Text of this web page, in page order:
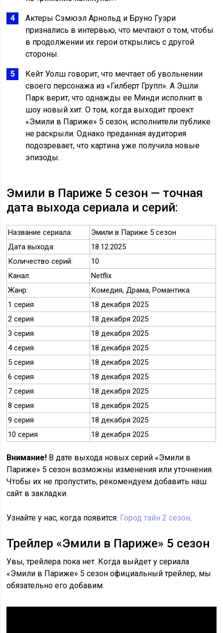
Актеры Сэмюэл Арнольд и Бруно Гуэри
признались в интервью, что мечтают о том, чтобы
в продолжении их герои открылись с другой
стороны.
Кейт Уолш говорит, что мечтает об увольнении
своего персонажа из «Гилберт Групп». А Эшли
Парк верит, что однажды ее Минди исполнит в
шоу новый хит. О том, когда выходит проект
«Эмили в Париже» 5 сезон, исполнители публике
не раскрыли. Однако преданная аудитория
подозревает, что картина уже получила новые
эпизоды.
Эмили в Париже 5 сезон — точная
дата выхода сериала и серий:
Название сериала:
Эмили в Париже 5 сезон
Дата выхода:
18.12.2025
Количество серий:
10
Канал:
Netflix
Жанр:
Комедия, Драма, Романтика
1 серия
18 декабря 2025
2 серия
18 декабря 2025
3 серия
18 декабря 2025
4 серия
18 декабря 2025
5 серия
18 декабря 2025
6 серия
18 декабря 2025
7 серия
18 декабря 2025
8 серия
18 декабря 2025
9 серия
18 декабря 2025
10 серия
18 декабря 2025
Внимание! В дате выхода новых серий «Эмили в
Париже» 5 сезон возможны изменения или уточнения.
Чтобы их не пропустить, рекомендуем добавить наш
сайт в закладки.
Узнайте у нас, когда появится: Город тайн 2 сезон.
Трейлер «Эмили в Париже» 5 сезон
Увы, трейлера пока нет. Когда выйдет у сериала
«Эмили в Париже» 5 сезон официальный трейлер, мы
обязательно его добавим.